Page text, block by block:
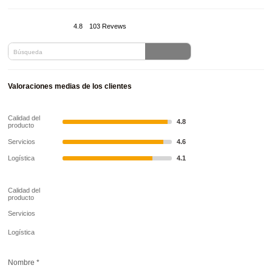
4.8 103 Revews
Valoraciones medias de los clientes
Calidad del
producto
4.8
Servicios 4.6
Logística 4.1
Calidad del
producto
Servicios
Logística
Nombre*